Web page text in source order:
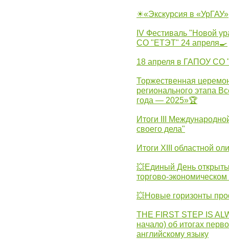
☀«Экскурсия в «УрГАУ»
IV Фестиваль "Новой
СО "ЕТЭТ" 24 апреля🍳
18 апреля в ГАПОУ СО
Торжественная
регионального этапа
года — 2025»🏆
Итоги III
своего дела"
Итоги XIII областной
💥Единый День
торгово-
💥Новые горизонты
THE FIRST STEP IS
начало) об итогах
английскому языку